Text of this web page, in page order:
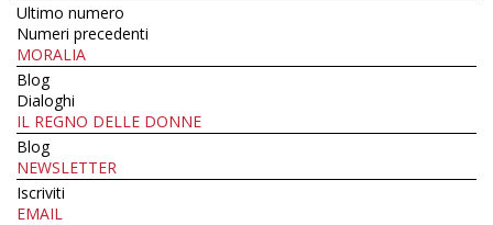
Ultimo numero
Numeri precedenti
MORALIA
Blog
Dialoghi
IL REGNO DELLE DONNE
Blog
NEWSLETTER
Iscriviti
EMAIL